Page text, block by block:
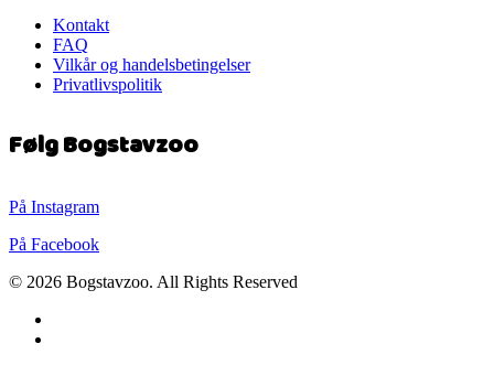
Kontakt
FAQ
Vilkår og handelsbetingelser
Privatlivspolitik
Følg Bogstavzoo
På Instagram
På Facebook
© 2026 Bogstavzoo. All Rights Reserved